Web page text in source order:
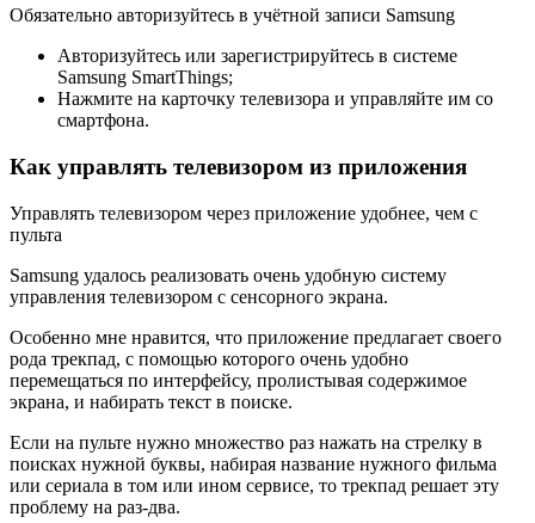
Обязательно авторизуйтесь в учётной записи Samsung
Авторизуйтесь или зарегистрируйтесь в системе
Samsung SmartThings;
Нажмите на карточку телевизора и управляйте им со
смартфона.
Как управлять телевизором из приложения
Управлять телевизором через приложение удобнее, чем с
пульта
Samsung удалось реализовать очень удобную систему
управления телевизором с сенсорного экрана.
Особенно мне нравится, что приложение предлагает своего
рода трекпад, с помощью которого очень удобно
перемещаться по интерфейсу, пролистывая содержимое
экрана, и набирать текст в поиске.
Если на пульте нужно множество раз нажать на стрелку в
поисках нужной буквы, набирая название нужного фильма
или сериала в том или ином сервисе, то трекпад решает эту
проблему на раз-два.